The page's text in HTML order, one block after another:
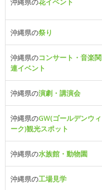
沖縄県の祭り
沖縄県のコンサート・音楽関
連イベント
沖縄県の演劇・講演会
沖縄県のGW(ゴールデンウィ
ーク)観光スポット
沖縄県の水族館・動物園
沖縄県の工場見学